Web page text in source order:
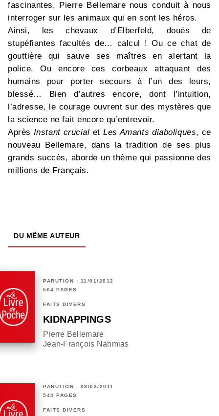
fascinantes, Pierre Bellemare nous conduit à nous
interroger sur les animaux qui en sont les héros.
Ainsi, les chevaux d’Elberfeld, doués de
stupéfiantes facultés de… calcul ! Ou ce chat de
gouttière qui sauve ses maîtres en alertant la
police. Ou encore ces corbeaux attaquant des
humains pour porter secours à l’un des leurs,
blessé… Bien d’autres encore, dont l’intuition,
l’adresse, le courage ouvrent sur des mystères que
la science ne fait encore qu’entrevoir.
Après Instant crucial etLes Amants diaboliques, ce
nouveau Bellemare, dans la tradition de ses plus
grands succès, aborde un thème qui passionne des
millions de Français.
DU MÊME AUTEUR
PARUTION : 11/01/2012
504 PAGES
FAITS DIVERS
KIDNAPPINGS
Pierre Bellemare
Jean-François Nahmias
PARUTION : 09/02/2011
544 PAGES
FAITS DIVERS